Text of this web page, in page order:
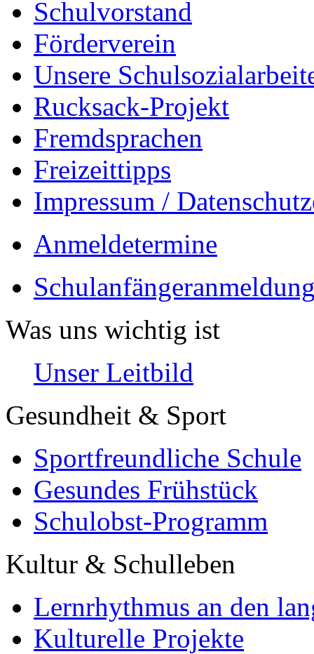
Schulvorstand
Förderverein
Unsere
Rucksack-Projekt
Fremdsprachen
Freizeittipps
Impressum /
Anmeldetermine
Was uns wichtig ist
Unser Leitbild
Gesundheit & Sport
Sportfreundliche Schule
Gesundes Frühstück
Schulobst-Programm
Kultur & Schulleben
Lernrhythmus an den
Kulturelle Projekte